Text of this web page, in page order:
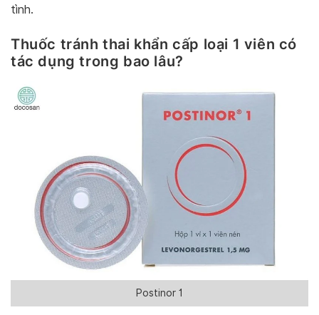
tình.
Thuốc tránh thai khẩn cấp loại 1 viên có
tác dụng trong bao lâu?
Postinor 1